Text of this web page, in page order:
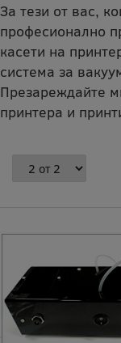
За тези от вас,
професионално
касети на
система за
Презареждайте
принтера и